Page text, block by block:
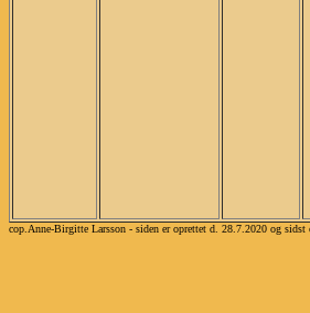
cop.Anne-Birgitte Larsson - siden er oprettet d. 28.7.2020 og sidst